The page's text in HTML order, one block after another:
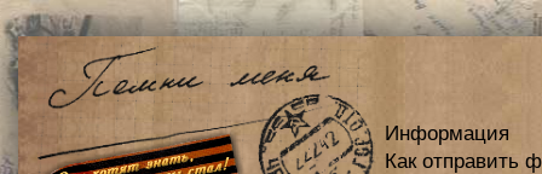
Информация
Как отправить